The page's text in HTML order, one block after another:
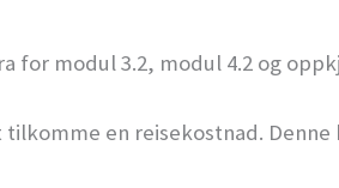
for modul 3.2, modul 4.2 og
en reisekostnad.